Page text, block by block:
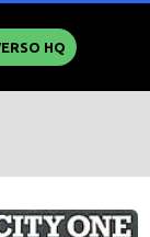
HQ